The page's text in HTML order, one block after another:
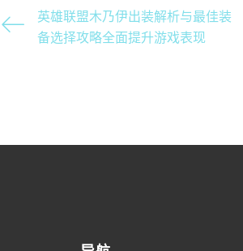
英雄联盟木乃伊出装解析与最佳装
备选择攻略全面提升游戏表现